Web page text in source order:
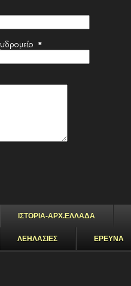
*
ΙΣΤΟΡΙΑ-ΑΡΧ.ΕΛΛΑΔΑ
ΛΕΗΛΑΣΙΕΣ ΕΡΕΥΝΑ